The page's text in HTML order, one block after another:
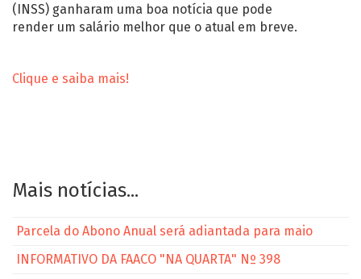
(INSS) ganharam uma boa notícia que pode
render um salário melhor que o atual em breve.
Clique e saiba mais!
Mais notícias...
Parcela do Abono Anual será adiantada para maio
INFORMATIVO DA FAACO "NA QUARTA" Nº 398